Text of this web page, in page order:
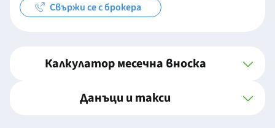
Свържи се с брокера
Калкулатор месечна вноска
Данъци и такси